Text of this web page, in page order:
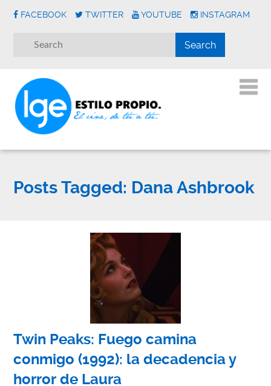
FACEBOOK TWITTER YOUTUBE INSTAGRAM
Posts Tagged: Dana Ashbrook
Twin Peaks: Fuego camina
conmigo (1992): la decadencia y
horror de Laura